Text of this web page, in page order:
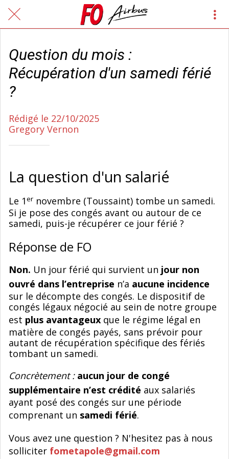
Question du mois :
Récupération d'un samedi férié
?
Rédigé le 22/10/2025
Gregory Vernon
La question d'un salarié
Le 1er novembre (Toussaint) tombe un samedi.
Si je pose des congés avant ou autour de ce
samedi, puis-je récupérer ce jour férié ?
Réponse de FO
Non. Un jour férié qui survient un jour non
ouvré dans l’entreprise n’a aucune incidence
sur le décompte des congés. Le dispositif de
congés légaux négocié au sein de notre groupe
est plus avantageux que le régime légal en
matière de congés payés, sans prévoir pour
autant de récupération spécifique des fériés
tombant un samedi.
Concrètement : aucun jour de congé
supplémentaire n’est crédité aux salariés
ayant posé des congés sur une période
comprenant un samedi férié.
Vous avez une question ? N'hesitez pas à nous
solliciter fometapole@gmail.com